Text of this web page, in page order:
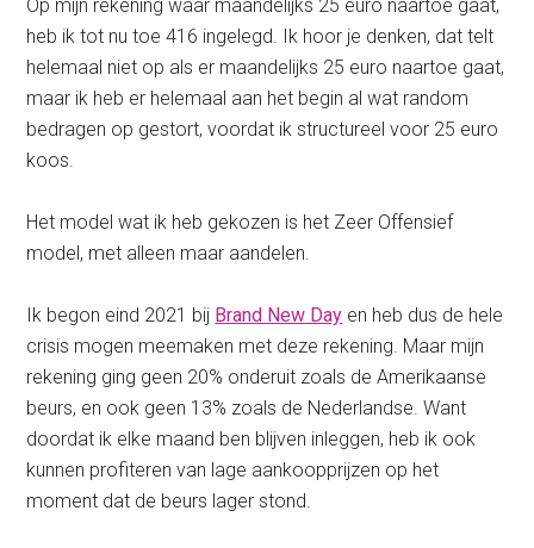
Op mijn rekening waar maandelijks 25 euro naartoe gaat,
heb ik tot nu toe 416 ingelegd. Ik hoor je denken, dat telt
helemaal niet op als er maandelijks 25 euro naartoe gaat,
maar ik heb er helemaal aan het begin al wat random
bedragen op gestort, voordat ik structureel voor 25 euro
koos.
Het model wat ik heb gekozen is het Zeer Offensief
model, met alleen maar aandelen.
Ik begon eind 2021 bij Brand New Day en heb dus de hele
crisis mogen meemaken met deze rekening. Maar mijn
rekening ging geen 20% onderuit zoals de Amerikaanse
beurs, en ook geen 13% zoals de Nederlandse. Want
doordat ik elke maand ben blijven inleggen, heb ik ook
kunnen profiteren van lage aankoopprijzen op het
moment dat de beurs lager stond.